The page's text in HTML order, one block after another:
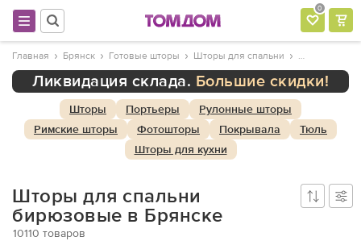
0
Главная Брянск Готовые шторы Шторы для спальни
Ликвидация склада. Большие скидки!
Шторы Портьеры
Рулонные шторы
Римские шторы
Фотошторы Покрывала
Тюль
Шторы для кухни
Шторы для спальни
бирюзовые в Брянске
10110 товаров